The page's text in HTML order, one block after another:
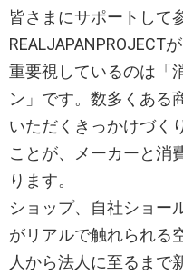
皆さまにサポートして
REALJAPANPROJECT
重要視しているのは「
ン」です。数多くある
いただくきっかけづく
ことが、メーカーと消
ります。
ショップ、自社ショー
がリアルで触れられる
人から法人に至るまで